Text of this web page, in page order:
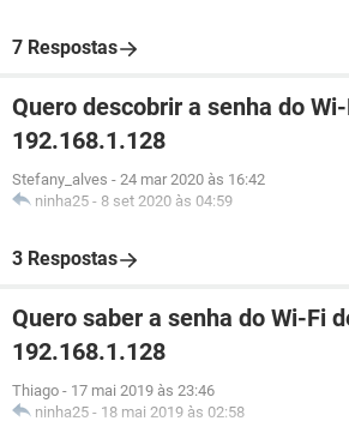
7 Respostas
Quero descobrir a senha do
192.168.1.128
Stefany_alves - 24 mar 2020 às 16:42
ninha25 - 8 set 2020 às 04:59
3 Respostas
Quero saber a senha do Wi-Fi
192.168.1.128
Thiago - 17 mai 2019 às 23:46
ninha25 - 18 mai 2019 às 02:58